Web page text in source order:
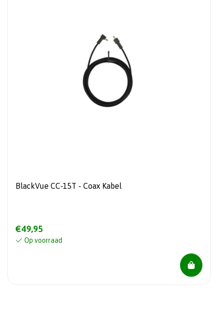
BlackVue CC-15T - Coax Kabel
€49,95
Op voorraad